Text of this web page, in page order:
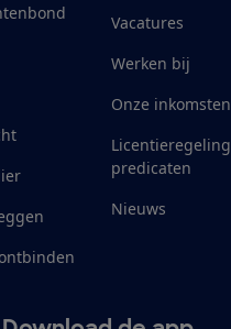
Vacatures
Werken bij
Onze inkomsten
Licentieregeling
predicaten
Nieuws